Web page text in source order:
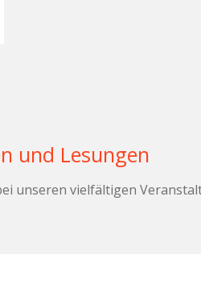
und Lesungen
unseren vielfältigen